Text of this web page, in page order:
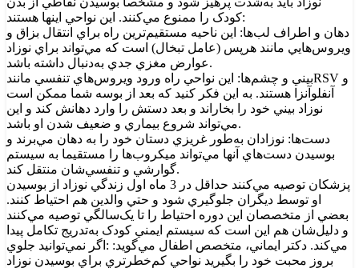
کودک را ممنوع مي‌کنند. اين نواحي اينها هستند:
دهان و اطراف لب‌ها: اين ناحيه مستقيم‌ترين راه براي انتقال بزاق و
ويروس‌هايي مانند هرپس (عامل تبخال) است که مي‌تواند براي نوزاد
عوارض مغزي جدي به‌دنبال داشته باشد.
بيني و چشم‌ها: اين نواحي راه ورود ويروس‌هاي تنفسي مانندRSV و
آنفلوآنزا هستند. به اين فکر کنيد که بعد از بوسه شما ممکن است
نوزاد بيني خود را بخاراند و بعد دستش را وارد دهانش کند و اين
مي‌تواند شروع بيماري و ضعيف شدن او باشد.
دست‌ها: نوزادان به‌طور غريزي دستان خود را به دهان مي‌برند و
بوسيدن دست‌هاي آنها مي‌تواند ميکروب‌ها را مستقيما به سيستم
گوارشي و تنفسي‌شان منتقل کند.
پزشکان توصيه مي‌کنند حداقل در 3 ‌ماه اول زندگي نوزاد از بوسيدن
او توسط ديگران جلوگيري شود و حتي والدين هم احتياط کنند.
بعضي از متخصصان اين دوره احتياط را تا يک‌سالگي توصيه مي‌کنند
و دليل‌شان هم اين است که سيستم ايمني کودک به‌تدريج تکامل پيدا
مي‌کند. دکتر ايماني، متخصص اطفال مي‌گويد: :اگر نمي‌توانيد جلوي
بروز محبت خود را بگيريد نواحي کم‌خطرتري براي بوسيدن نوزاد